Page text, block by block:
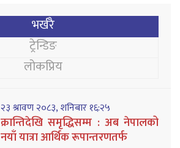
भर्खरै
ट्रेन्डिङ
लोकप्रिय
२३ श्रावण २०८३, शनिबार १६:२५
क्रान्तिदेखि समृद्धिसम्म : अब नेपालको
नयाँ यात्रा आर्थिक रूपान्तरणतर्फ